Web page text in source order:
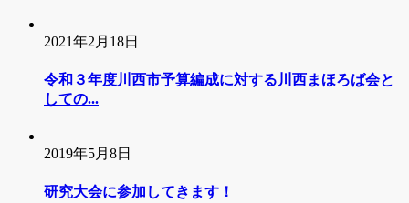
2021年2月18日
令和３年度川西市予算編成に対する川西まほろば会と
しての...
2019年5月8日
研究大会に参加してきます！